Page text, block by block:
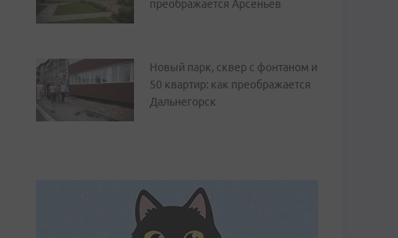
преображается Арсеньев
Новый парк, сквер с фонтаном и
50 квартир: как преображается
Дальнегорск